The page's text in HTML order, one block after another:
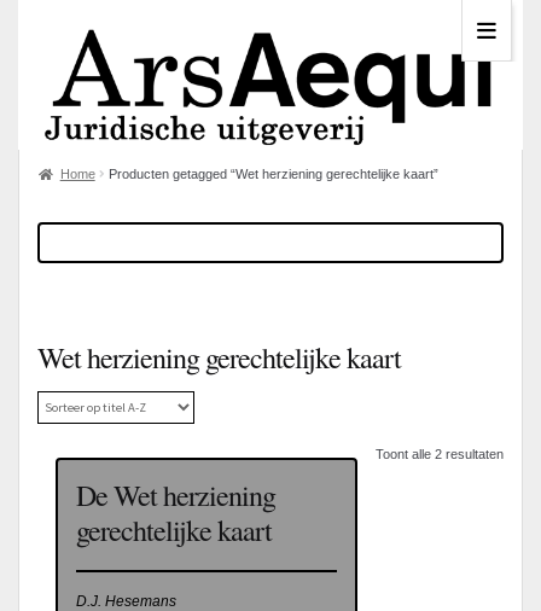
Home Producten getagged “Wet herziening gerechtelijke kaart”
Wet herziening gerechtelijke kaart
Toont alle 2 resultaten
De Wet herziening
gerechtelijke kaart
D.J. Hesemans